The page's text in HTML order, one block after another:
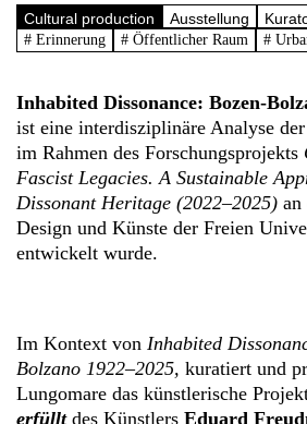
Cultural production Ausstellung
# Erinnerung # Öffentlicher Raum #
Inhabited Dissonance: Bozen-
ist eine interdisziplinäre Analyse
im Rahmen des Forschungsprojekts
Fascist Legacies. A Sustainable
Dissonant Heritage (2022–2025) an
Design und Künste der Freien
entwickelt wurde.
Im Kontext von Inhabited
Bolzano 1922–2025, kuratiert und
Lungomare das künstlerische
erfülltdes Künstlers Eduard